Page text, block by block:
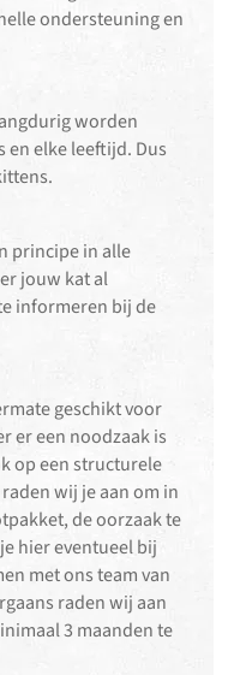
ondersteuning en
worden
en elke leeftijd. Dus
principe in alle
jouw kat al
informeren bij de
geschikt voor
er een noodzaak is
op een structurele
wij je aan om in
de oorzaak te
hier eventueel bij
met ons team van
raden wij aan
3 maanden te